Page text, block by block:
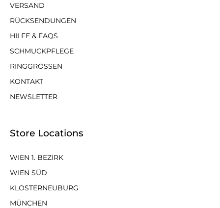
VERSAND
RÜCKSENDUNGEN
HILFE & FAQS
SCHMUCKPFLEGE
RINGGRÖSSEN
KONTAKT
NEWSLETTER
Store Locations
WIEN 1. BEZIRK
WIEN SÜD
KLOSTERNEUBURG
MÜNCHEN